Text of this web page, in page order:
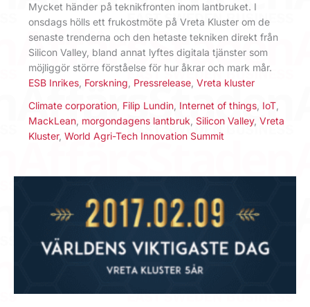
Mycket händer på teknikfronten inom lantbruket. I
onsdags hölls ett frukostmöte på Vreta Kluster om de
senaste trenderna och den hetaste tekniken direkt från
Silicon Valley, bland annat lyftes digitala tjänster som
möjliggör större förståelse för hur åkrar och mark mår.
ESB Inrikes Forskning Pressrelease Vreta kluster
Climate corporation, Filip Lundin, Internet of things, IoT,
MackLean, morgondagens lantbruk, Silicon Valley, Vreta
Kluster, World Agri-Tech Innovation Summit